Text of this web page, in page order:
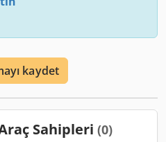
kaydet
Sahipleri (0)